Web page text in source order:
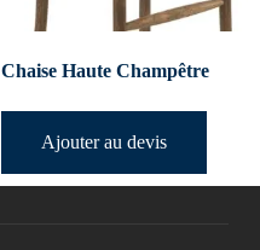
Chaise Haute Champêtre
Ajouter au devis